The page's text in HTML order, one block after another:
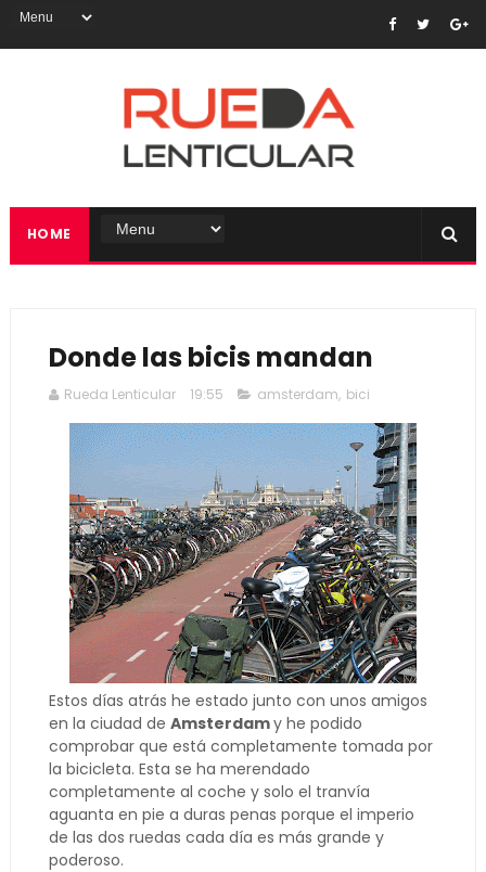
HOME
Donde las bicis mandan
Rueda Lenticular 19:55 amsterdam, bici
Estos días atrás he estado junto con unos amigos
en la ciudad de Amsterdamy he podido
comprobar que está completamente tomada por
la bicicleta. Esta se ha merendado
completamente al coche y solo el tranvía
aguanta en pie a duras penas porque el imperio
de las dos ruedas cada día es más grande y
poderoso.